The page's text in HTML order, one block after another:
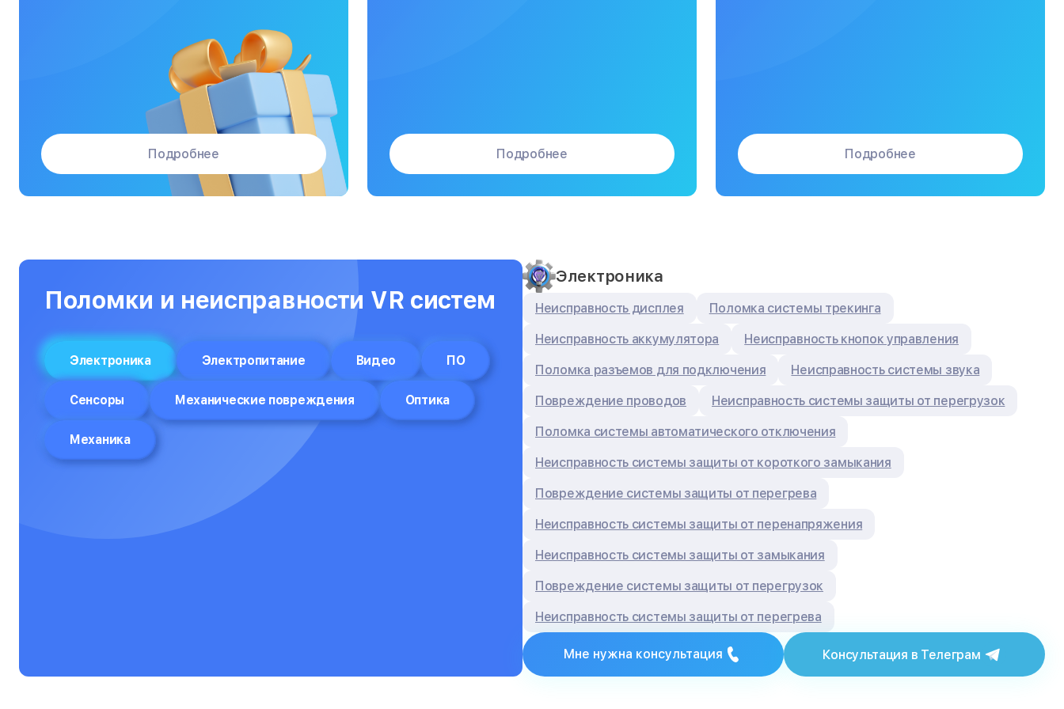
Микроволновые печи
Морозильные камеры
Оптические прицелы
Отпариватели
Компьютеры
Пароварки
Посудомоечные машины
Подробнее Подробнее Подробнее
Поломки и неисправности VR систем
Электроника Электропитание Видео ПО
Сенсоры Механические повреждения Оптика
Механика
Электроника
Неисправность дисплея Поломка системы трекинга
Неисправность аккумулятора Неисправность кнопок управления
Поломка разъемов для подключения Неисправность системы звука
Повреждение проводов Неисправность системы защиты от перегрузок
Поломка системы автоматического отключения
Неисправность системы защиты от короткого замыкания
Повреждение системы защиты от перегрева
Неисправность системы защиты от перенапряжения
Неисправность системы защиты от замыкания
Повреждение системы защиты от перегрузок
Неисправность системы защиты от перегрева
Мне нужна консультация Консультация в Телеграм